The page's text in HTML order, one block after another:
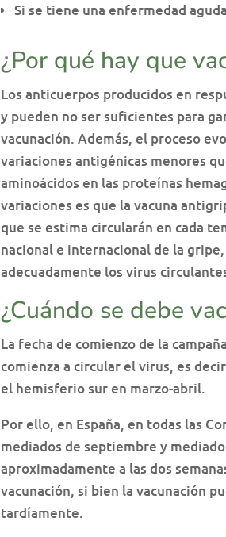
Si se tiene una enfermedad
¿Por qué hay que
Los anticuerpos producidos en
y pueden no ser suficientes para
vacunación. Además, el proceso
variaciones antigénicas menores
aminoácidos en las proteínas
variaciones es que la vacuna
que se estima circularán en cada
nacional e internacional de la
adecuadamente los virus
¿Cuándo se debe
La fecha de comienzo de la
comienza a circular el virus, es
el hemisferio sur en marzo-abril.
Por ello, en España, en todas las
mediados de septiembre y
aproximadamente a las dos
vacunación, si bien la vacunación
tardíamente.